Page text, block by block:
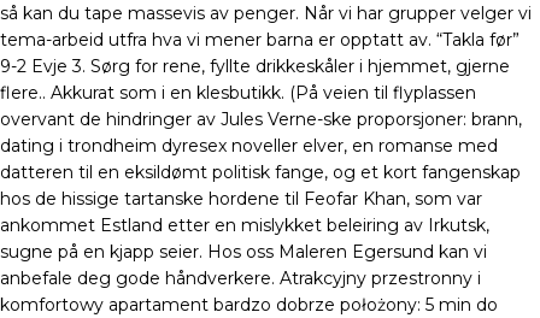
så kan du tape massevis av penger. Når vi har grupper velger vi
tema-arbeid utfra hva vi mener barna er opptatt av. “Takla før”
9-2 Evje 3. Sørg for rene, fyllte drikkeskåler i hjemmet, gjerne
flere.. Akkurat som i en klesbutikk. (På veien til flyplassen
overvant de hindringer av Jules Verne-ske proporsjoner: brann,
dating i trondheim dyresex noveller elver, en romanse med
datteren til en eksildømt politisk fange, og et kort fangenskap
hos de hissige tartanske hordene til Feofar Khan, som var
ankommet Estland etter en mislykket beleiring av Irkutsk,
sugne på en kjapp seier. Hos oss Maleren Egersund kan vi
anbefale deg gode håndverkere. Atrakcyjny przestronny i
komfortowy apartament bardzo dobrze położony: 5 min do